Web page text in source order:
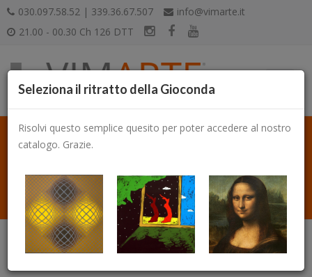
030.097.58.52 | 339.36.67.507
info@vimarte.it
21.00 - 00.30 Ch 126 DTT
Seleziona il ritratto della Gioconda
Risolvi questo semplice quesito per poter accedere al nostro
catalogo. Grazie.